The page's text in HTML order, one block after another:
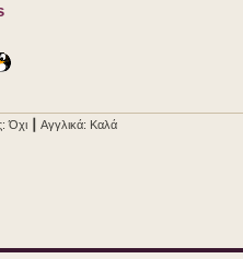
Όχι ┃ Αγγλικά: Καλά